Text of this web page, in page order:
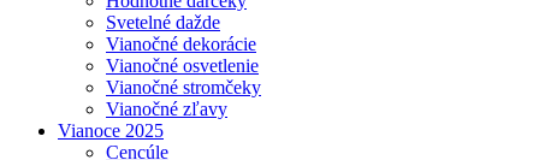
Svetelné dažde
Vianočné dekorácie
Vianočné osvetlenie
Vianočné stromčeky
Vianočné zľavy
Vianoce 2025
Cencúle